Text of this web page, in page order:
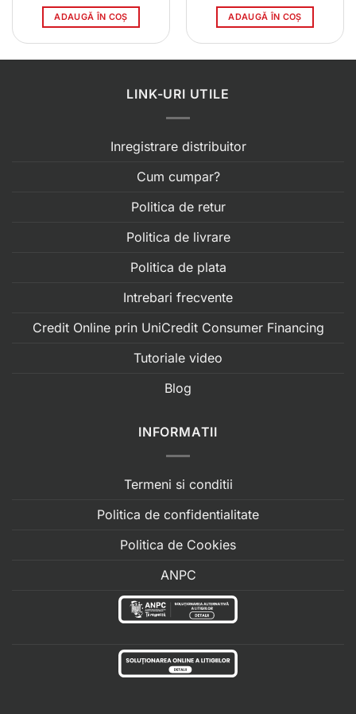
ADAUGĂ ÎN COȘ ADAUGĂ ÎN COȘ
LINK-URI UTILE
Inregistrare distribuitor
Cum cumpar?
Politica de retur
Politica de livrare
Politica de plata
Intrebari frecvente
Credit Online prin UniCredit Consumer Financing
Tutoriale video
Blog
INFORMATII
Termeni si conditii
Politica de confidentialitate
Politica de Cookies
ANPC